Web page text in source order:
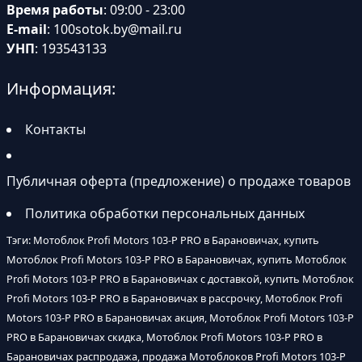
Время работы: 09:00 - 23:00
E-mail: 100sotok.by@mail.ru
УНП: 193543133
Информация:
Контакты
Публичная оферта (предложение) о продаже товаров
Политика обработки персональных данных
Тэги: Мотоблок Profi Motors 103-P PRO в Барановичах, купить
Мотоблок Profi Motors 103-P PRO в Барановичах, купить Мотоблок
Profi Motors 103-P PRO в Барановичах с доставкой, купить Мотоблок
Profi Motors 103-P PRO в Барановичах в рассрочку, Мотоблок Profi
Motors 103-P PRO в Барановичах акция, Мотоблок Profi Motors 103-P
PRO в Барановичах скидка, Мотоблок Profi Motors 103-P PRO в
Барановичах распродажа, продажа Мотоблоков Profi Motors 103-P